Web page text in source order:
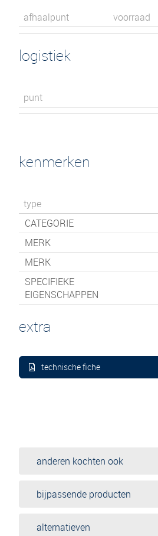
afhaalpunt voorraad
logistiek
punt
kenmerken
type
CATEGORIE
MERK
MERK
SPECIFIEKE
EIGENSCHAPPEN
extra
technische fiche
anderen kochten ook
bijpassende producten
alternatieven